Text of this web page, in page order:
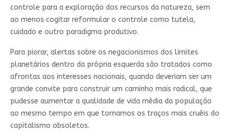
controle para a exploração dos recursos da natureza, sem
ao menos cogitar reformular o controle como tutela,
cuidado e outro paradigma produtivo.
Para piorar, alertas sobre os negacionismos dos limites
planetários dentro da própria esquerda são tratados como
afrontas aos interesses nacionais, quando deveriam ser um
grande convite para construir um caminho mais radical, que
pudesse aumentar a qualidade de vida média da população
ao mesmo tempo em que tornamos os traços mais cruéis do
capitalismo obsoletos.